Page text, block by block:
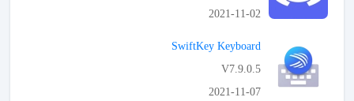
2021-11-02
SwiftKey Keyboard
V7.9.0.5
2021-11-07